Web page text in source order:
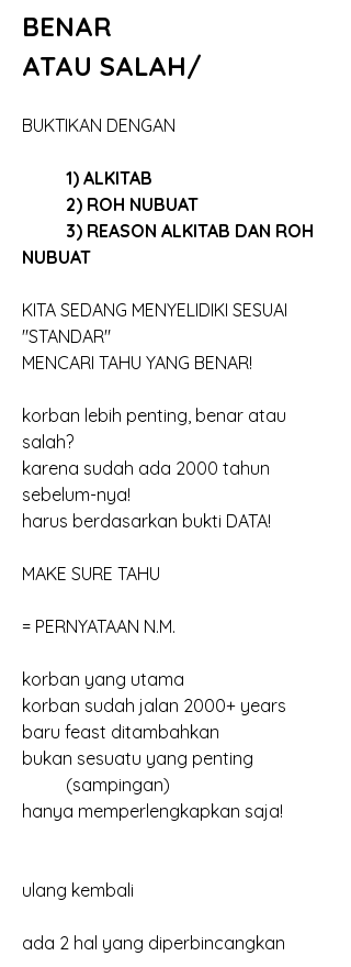
BENAR
ATAU SALAH/
BUKTIKAN DENGAN
	1) ALKITAB
	2) ROH NUBUAT
NUBUAT
KITA SEDANG MENYELIDIKI SESUAI
"STANDAR"
MENCARI TAHU YANG BENAR!
korban lebih penting, benar atau
salah?
karena sudah ada 2000 tahun
sebelum-nya!
harus berdasarkan bukti DATA!
MAKE SURE TAHU
= PERNYATAAN N.M.
korban yang utama
korban sudah jalan 2000+ years
baru feast ditambahkan
bukan sesuatu yang penting
	(sampingan)
hanya memperlengkapkan saja!
ulang kembali
ada 2 hal yang diperbincangkan